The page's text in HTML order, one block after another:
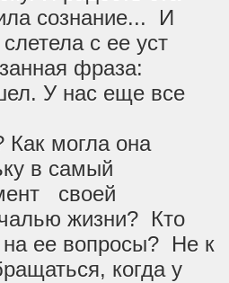
сознание... И
с ее уст
фраза:
У нас еще все
могла она
в самый
своей
жизни? Кто
на ее вопросы? Не к
когда у